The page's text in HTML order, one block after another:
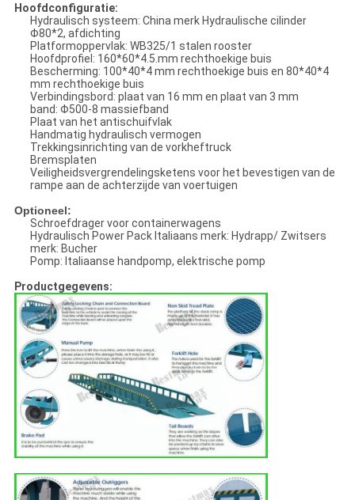
Hoofdconfiguratie:
Hydraulisch systeem: China merk Hydraulische cilinder
Φ80*2, afdichting
Platformoppervlak: WB325/1 stalen rooster
Hoofdprofiel: 160*60*4.5.mm rechthoekige buis
Bescherming: 100*40*4 mm rechthoekige buis en 80*40*4
mm rechthoekige buis
Verbindingsbord: plaat van 16 mm en plaat van 3 mm
band: Φ500-8 massiefband
Plaat van het antischuifvlak
Handmatig hydraulisch vermogen
Trekkingsinrichting van de vorkheftruck
Bremsplaten
Veiligheidsvergrendelingsketens voor het bevestigen van de
rampe aan de achterzijde van voertuigen
Optioneel:
Schroefdrager voor containerwagens
Hydraulisch Power Pack Italiaans merk: Hydrapp/ Zwitsers
merk: Bucher
Pomp: Italiaanse handpomp, elektrische pomp
Productgegevens: